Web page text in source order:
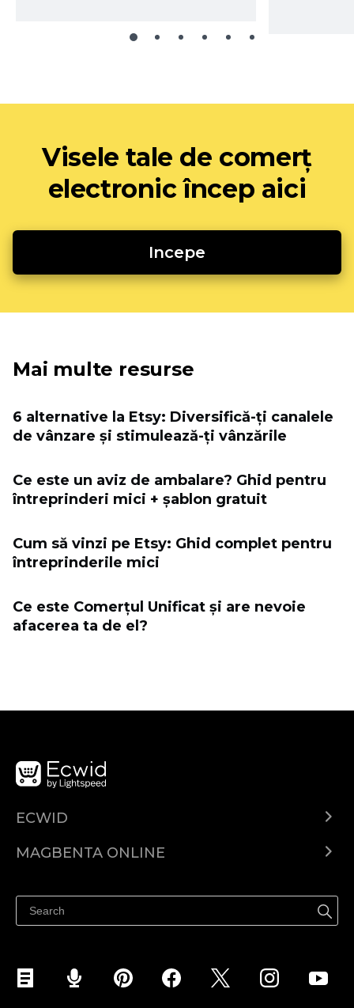
Visele tale de comerț
electronic încep aici
Incepe
Mai multe resurse
6 alternative la Etsy: Diversifică-ți canalele
de vânzare și stimulează-ți vânzările
Ce este un aviz de ambalare? Ghid pentru
întreprinderi mici + șablon gratuit
Cum să vinzi pe Etsy: Ghid complet pentru
întreprinderile mici
Ce este Comerțul Unificat și are nevoie
afacerea ta de el?
ECWID
Help center
MAGBENTA ONLINE
Ibenta sa Facebook